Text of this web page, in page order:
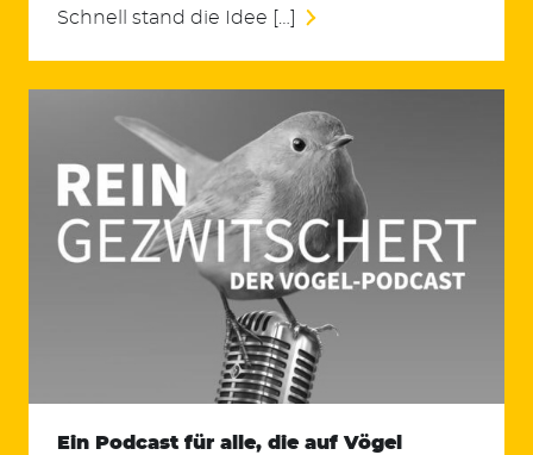
Schnell stand die Idee […]
Ein Podcast für alle, die auf Vögel